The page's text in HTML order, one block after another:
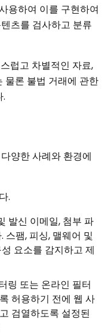
용하여 이를 구현하여
츠를 검사하고 분류
럽고 차별적인 자료,
물론 불법 거래에 관한
.
양한 사례와 환경에
.
발신 이메일, 첨부 파
스팸, 피싱, 맬웨어 및
요소를 감지하고 제
링 또는 온라인 필터
허용하기 전에 웹 사
검열하도록 설정된